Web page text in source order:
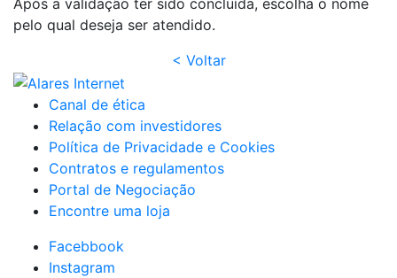
Após a validação ter sido concluída, escolha o nome
pelo qual deseja ser atendido.
< Voltar
Canal de ética
Relação com investidores
Política de Privacidade e Cookies
Contratos e regulamentos
Portal de Negociação
Encontre uma loja
Facebbook
Instagram